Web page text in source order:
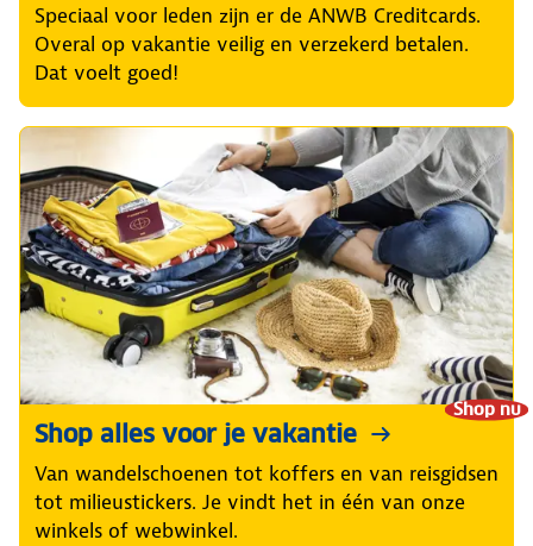
Speciaal voor leden zijn er de ANWB Creditcards.
Overal op vakantie veilig en verzekerd betalen.
Dat voelt goed!
Shop nu
Shop alles voor je vakantie
Van wandelschoenen tot koffers en van reisgidsen
tot milieustickers. Je vindt het in één van onze
winkels of webwinkel.